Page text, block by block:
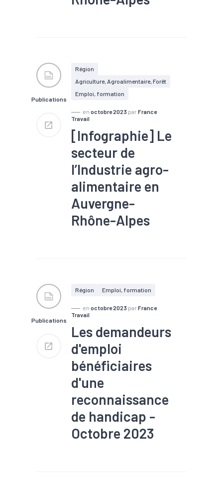
#Métier
Publications
Région
Agriculture, Agroalimentaire, Forêt
Emploi, formation
en octobre 2023 par France
Travail
[Infographie] Le
secteur de
l’Industrie agro-
alimentaire en
Auvergne-
Rhône-Alpes
#Marché du travail
2 500 établissements
+0,7 % (+300 postes) sur un
Publications
Région Emploi, formation
en octobre 2023 par France
Travail
Les demandeurs
d'emploi
bénéficiaires
d'une
reconnaissance
de handicap -
Octobre 2023